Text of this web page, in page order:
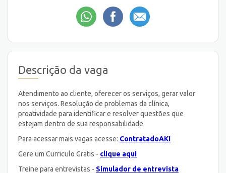
Descrição da vaga
Atendimento ao cliente, oferecer os serviços, gerar valor
nos serviços. Resolução de problemas da clínica,
proatividade para identificar e resolver questões que
estejam dentro de sua responsabilidade
Para acessar mais vagas acesse: ContratadoAKI
Gere um Curriculo Gratis - clique aqui
Treine para entrevistas - Simulador de entrevista